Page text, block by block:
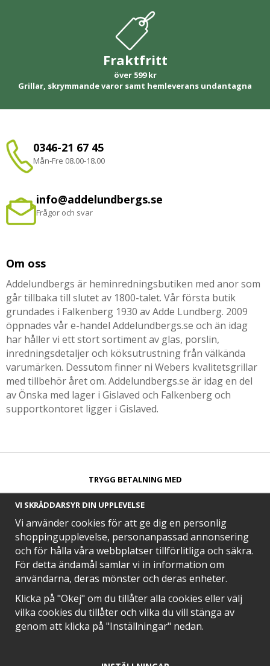
Fraktfritt
över 599 kr
Grillar, skrymmande varor samt hemleverans undantagna
0346-21 67 45
Mån-Fre 08.00-18.00
info@addelundbergs.se
Frågor och svar
Om oss
Addelundbergs är heminredningsbutiken med anor som
går tillbaka till slutet av 1800-talet. Vår första butik
grundades i Falkenberg 1930 av Adde Lundberg. 2009
öppnades vår e-handel Addelundbergs.se och än idag
har håller vi ett stort sortiment av glas, porslin,
inredningsdetaljer och köksutrustning från välkända
varumärken. Dessutom finner ni Webers kvalitetsgrillar
med tillbehör året om. Addelundbergs.se är idag en del
av Önska med lager i Gislaved och Falkenberg och
supportkontoret ligger i Gislaved.
TRYGG BETALNING MED​
SNABB LEVERANS MED
EN DEL AV
VI SKRÄDDARSYR DIN UPPLEVELSE
Vi använder cookies för att ge dig en personlig
shoppingupplevelse, personanpassad annonsering
och för hålla våra webbplatser tillförlitliga och säkra.
För detta ändamål samlar vi in information om
användarna, deras mönster och deras enheter.
Klicka på "Okej" om du tillåter alla cookies eller välj
vilka cookies du tillåter och vilka du vill stänga av
genom att klicka på "Inställningar" nedan.